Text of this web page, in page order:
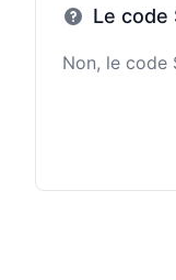
Le code
Non, le code